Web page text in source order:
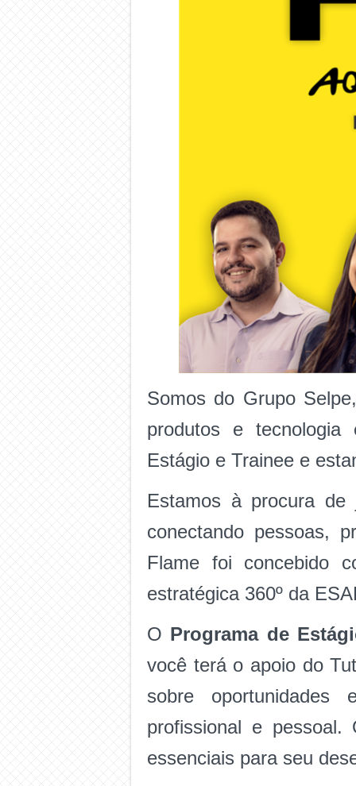
Somos do Grupo
produtos e tecnologia
Estágio e Trainee e
Estamos à procura de
conectando pessoas,
Flame foi concebido
estratégica 360º da
O Programa de
você terá o apoio do
sobre oportunidades
profissional e pessoal.
essenciais para seu